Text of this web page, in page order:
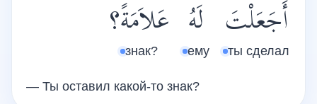
أَجَعَلْتَ
ты сделал
لَهُ
ему
عَلاَمَةً؟
знак?
— Ты оставил какой-то знак?